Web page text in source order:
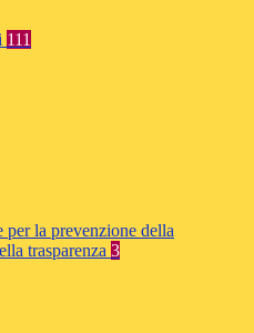
111
per la prevenzione della
trasparenza 3